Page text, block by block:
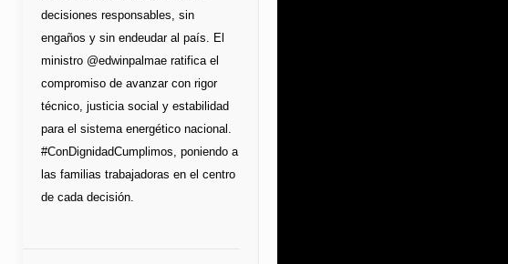
decisiones responsables, sin
engaños y sin endeudar al país. El
ministro @edwinpalmae ratifica el
compromiso de avanzar con rigor
técnico, justicia social y estabilidad
para el sistema energético nacional.
#ConDignidadCumplimos, poniendo a
las familias trabajadoras en el centro
de cada decisión.